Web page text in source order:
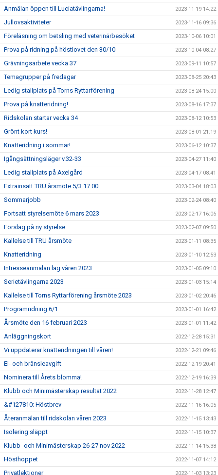
Anmälan öppen till Luciatävlingarna! 2023-11-19 14:22
Jullovsaktiviteter 2023-11-16 09:36
Föreläsning om betsling med veterinärbesöket 2023-10-06 10:01
Prova på ridning på höstlovet den 30/10 2023-10-04 08:27
Grävningsarbete vecka 37 2023-09-11 10:57
Temagrupper på fredagar 2023-08-25 20:43
Ledig stallplats på Torns Ryttarförening 2023-08-24 15:00
Prova på knatteridning! 2023-08-16 17:37
Ridskolan startar vecka 34 2023-08-12 10:53
Grönt kort kurs! 2023-08-01 21:19
Knatteridning i sommar! 2023-06-12 10:37
Igångsättningsläger v.32-33 2023-04-27 11:40
Ledig stallplats på Axelgård 2023-04-17 08:41
Extrainsatt TRU årsmöte 5/3 17.00 2023-03-04 18:03
Sommarjobb 2023-02-24 08:40
Fortsatt styrelsemöte 6 mars 2023 2023-02-17 16:06
Förslag på ny styrelse 2023-02-07 09:50
Kallelse till TRU årsmöte 2023-01-11 08:35
Knatteridning 2023-01-10 12:53
Intresseanmälan lag våren 2023 2023-01-05 09:10
Serietävlingarna 2023 2023-01-03 15:14
Kallelse till Torns Ryttarförening årsmöte 2023 2023-01-02 20:46
Programridning 6/1 2023-01-01 16:42
Årsmöte den 16 februari 2023 2023-01-01 11:42
Anläggningskort 2022-12-28 15:31
Vi uppdaterar knatteridningen till våren! 2022-12-21 09:46
El- och bränsleavgift 2022-12-19 20:41
Nominera till Årets blomma! 2022-12-19 16:39
Klubb och Minimästerskap resultat 2022 2022-11-28 12:47
&#127810; Höstbrev 2022-11-16 16:05
Återanmälan till ridskolan våren 2023 2022-11-15 13:43
Isolering släppt 2022-11-15 10:37
Klubb- och Minimästerskap 26-27 nov 2022 2022-11-14 15:38
Hösthoppet 2022-11-07 14:12
Privatlektioner 2022-11-03 13:23